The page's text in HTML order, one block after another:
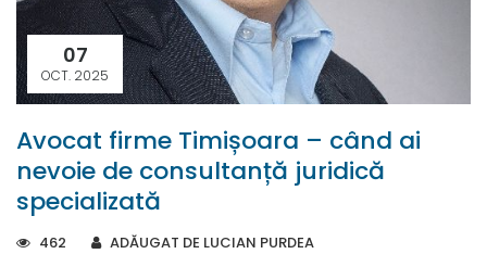
07
OCT. 2025
Avocat firme Timișoara – când ai
nevoie de consultanță juridică
specializată
462 ADĂUGAT DE LUCIAN PURDEA